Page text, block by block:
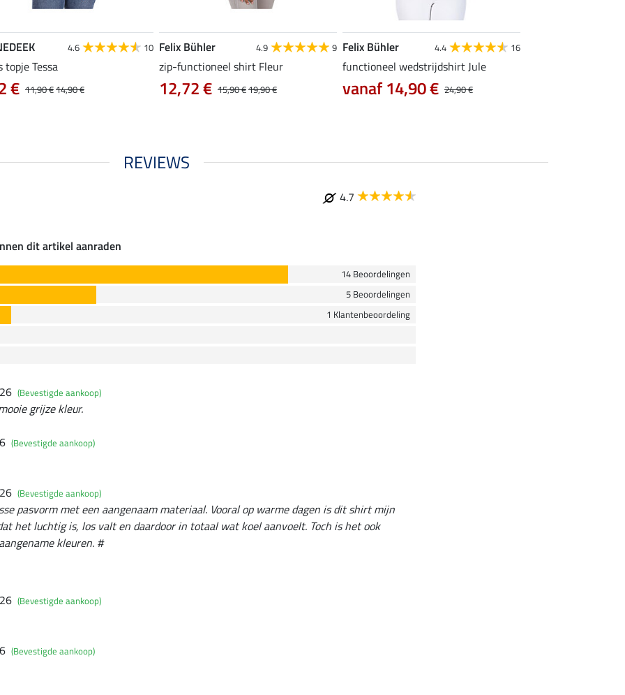
4.6 10
topje Tessa
11,90 €14,90 €
€
Felix Bühler 4.9 9
zip-functioneel shirt Fleur
15,90 €19,90 €
12,72 €
Felix Bühler 4.4 16
functioneel wedstrijdshirt Jule
24,90 €
vanaf 14,90 €
REVIEWS
4.7
dit artikel aanraden
14 Beoordelingen
5 Beoordelingen
1 Klantenbeoordeling
(Bevestigde aankoop)
grijze kleur.
(Bevestigde aankoop)
(Bevestigde aankoop)
pasvorm met een aangenaam materiaal. Vooral op warme dagen is dit shirt mijn
het luchtig is, los valt en daardoor in totaal wat koel aanvoelt. Toch is het ook
kleuren. #
(Bevestigde aankoop)
(Bevestigde aankoop)